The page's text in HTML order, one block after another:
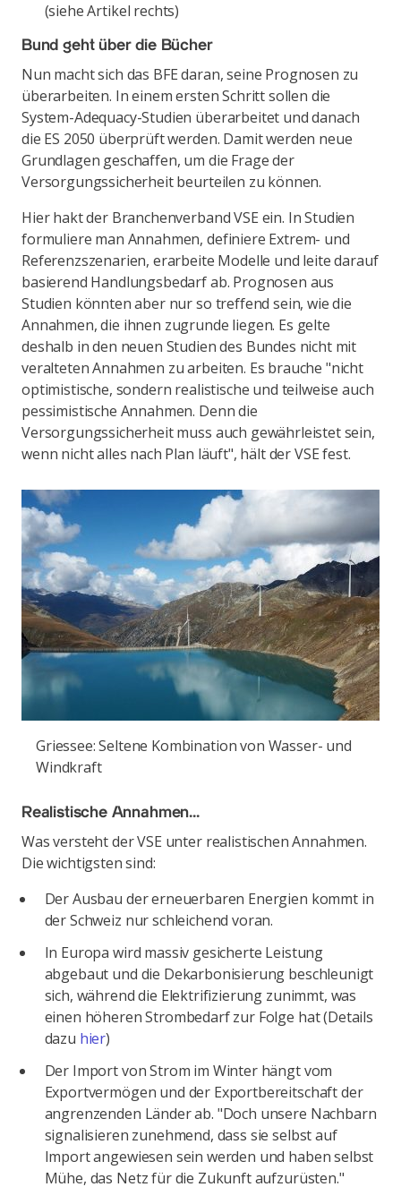
(siehe Artikel rechts)
Bund geht über die Bücher
Nun macht sich das BFE daran, seine Prognosen zu
überarbeiten. In einem ersten Schritt sollen die
System-Adequacy-Studien überarbeitet und danach
die ES 2050 überprüft werden. Damit werden neue
Grundlagen geschaffen, um die Frage der
Versorgungssicherheit beurteilen zu können.
Hier hakt der Branchenverband VSE ein. In Studien
formuliere man Annahmen, definiere Extrem- und
Referenzszenarien, erarbeite Modelle und leite darauf
basierend Handlungsbedarf ab. Prognosen aus
Studien könnten aber nur so treffend sein, wie die
Annahmen, die ihnen zugrunde liegen. Es gelte
deshalb in den neuen Studien des Bundes nicht mit
veralteten Annahmen zu arbeiten. Es brauche "nicht
optimistische, sondern realistische und teilweise auch
pessimistische Annahmen. Denn die
Versorgungssicherheit muss auch gewährleistet sein,
wenn nicht alles nach Plan läuft", hält der VSE fest.
Griessee: Seltene Kombination von Wasser- und
Windkraft
Realistische Annahmen...
Was versteht der VSE unter realistischen Annahmen.
Die wichtigsten sind:
Der Ausbau der erneuerbaren Energien kommt in
der Schweiz nur schleichend voran.
In Europa wird massiv gesicherte Leistung
abgebaut und die Dekarbonisierung beschleunigt
sich, während die Elektrifizierung zunimmt, was
einen höheren Strombedarf zur Folge hat (Details
dazu hier)
Der Import von Strom im Winter hängt vom
Exportvermögen und der Exportbereitschaft der
angrenzenden Länder ab. "Doch unsere Nachbarn
signalisieren zunehmend, dass sie selbst auf
Import angewiesen sein werden und haben selbst
Mühe, das Netz für die Zukunft aufzurüsten."